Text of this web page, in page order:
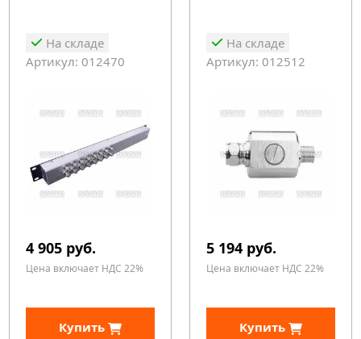
На складе
Артикул: 012470
4 905 руб.
Цена включает НДС 22%
Купить
На складе
Артикул: 012512
5 194 руб.
Цена включает НДС 22%
Купить